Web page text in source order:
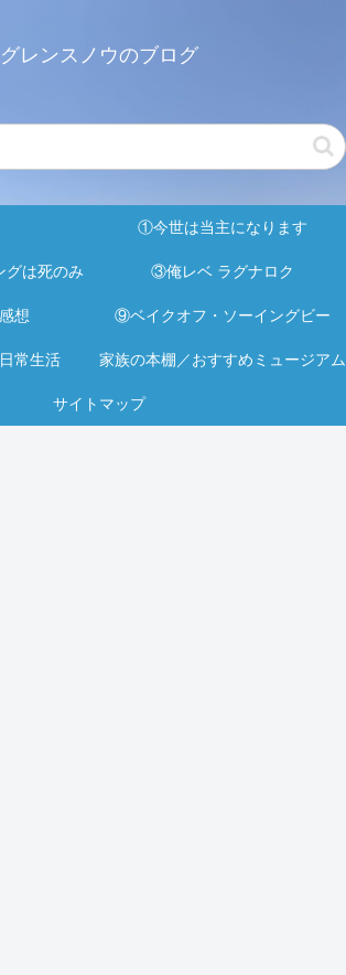
グレンスノウのブログ
①今世は当主になります
は死のみ ③俺レベ ラグナロク
想 ⑨ベイクオフ・ソーイングビー
常生活 家族の本棚／おすすめミュージアム
サイトマップ